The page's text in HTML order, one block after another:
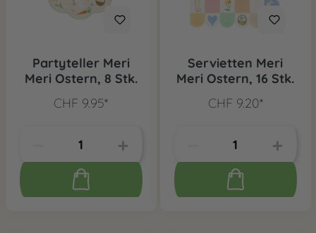
Partyteller Meri
Meri Ostern, 8 Stk.
CHF 9.95*
Servietten Meri
Meri Ostern, 16 Stk.
CHF 9.20*